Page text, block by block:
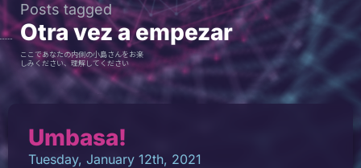
Posts tagged
Otra vez a empezar
ここであなたの内側の小島さんをお楽
しみください、理解してください
Umbasa!
Tuesday, January 12th, 2021